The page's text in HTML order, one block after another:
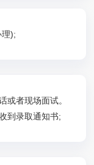
);
或者现场面试。
到录取通知书;